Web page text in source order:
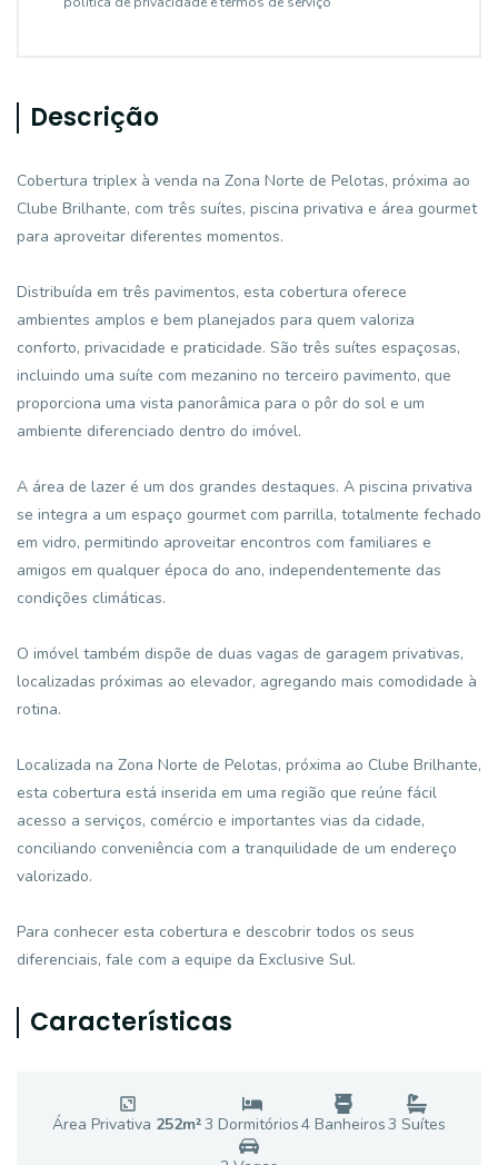
Descrição
Cobertura triplex à venda na Zona Norte de Pelotas, próxima ao
Clube Brilhante, com três suítes, piscina privativa e área gourmet
para aproveitar diferentes momentos.
Distribuída em três pavimentos, esta cobertura oferece
ambientes amplos e bem planejados para quem valoriza
conforto, privacidade e praticidade. São três suítes espaçosas,
incluindo uma suíte com mezanino no terceiro pavimento, que
proporciona uma vista panorâmica para o pôr do sol e um
ambiente diferenciado dentro do imóvel.
A área de lazer é um dos grandes destaques. A piscina privativa
se integra a um espaço gourmet com parrilla, totalmente fechado
em vidro, permitindo aproveitar encontros com familiares e
amigos em qualquer época do ano, independentemente das
condições climáticas.
O imóvel também dispõe de duas vagas de garagem privativas,
localizadas próximas ao elevador, agregando mais comodidade à
rotina.
Localizada na Zona Norte de Pelotas, próxima ao Clube Brilhante,
esta cobertura está inserida em uma região que reúne fácil
acesso a serviços, comércio e importantes vias da cidade,
conciliando conveniência com a tranquilidade de um endereço
valorizado.
Para conhecer esta cobertura e descobrir todos os seus
diferenciais, fale com a equipe da Exclusive Sul.
Características
Área Privativa 252m²3 Dormitórios4 Banheiros3 Suítes